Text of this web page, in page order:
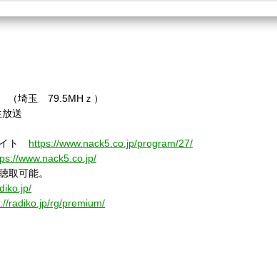
（埼玉 79.5MH ｚ）
放送
ト https://www.nack5.co.jp/program/27/
www.nack5.co.jp/
取可能。
radiko.jp/rg/premium/